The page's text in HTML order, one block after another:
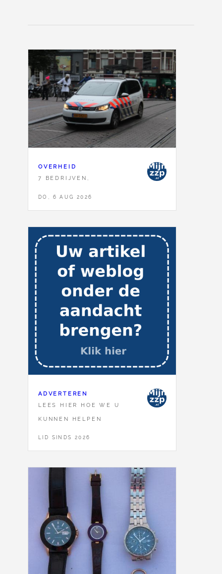
OVERHEID
7 BEDRIJVEN,
DO, 6 AUG 2026
ADVERTEREN
LEES HIER HOE WE U
KUNNEN HELPEN
LID SINDS 2026